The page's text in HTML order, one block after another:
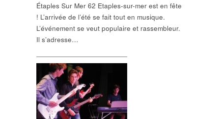
Étaples Sur Mer 62 Etaples-sur-mer est en fête
! L’arrivée de l’été se fait tout en musique.
L’événement se veut populaire et rassembleur.
Il s’adresse…